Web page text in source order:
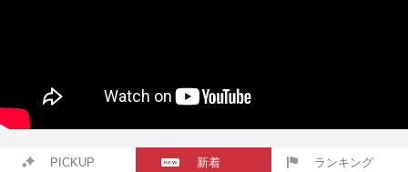
PICKUP 新着 ランキング